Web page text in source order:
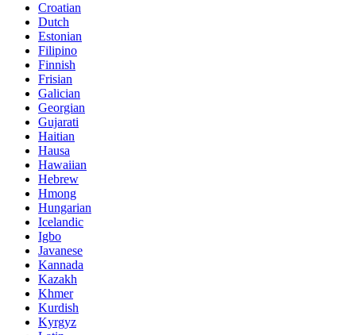
Croatian
Dutch
Estonian
Filipino
Finnish
Frisian
Galician
Georgian
Gujarati
Haitian
Hausa
Hawaiian
Hebrew
Hmong
Hungarian
Icelandic
Igbo
Javanese
Kannada
Kazakh
Khmer
Kurdish
Kyrgyz